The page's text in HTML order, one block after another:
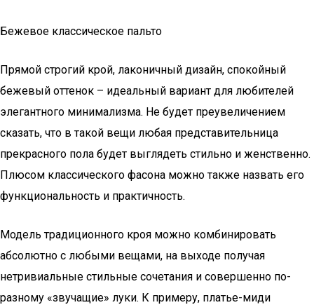
Бежевое классическое пальто
Прямой строгий крой, лаконичный дизайн, спокойный
бежевый оттенок – идеальный вариант для любителей
элегантного минимализма. Не будет преувеличением
сказать, что в такой вещи любая представительница
прекрасного пола будет выглядеть стильно и женственно.
Плюсом классического фасона можно также назвать его
функциональность и практичность.
Модель традиционного кроя можно комбинировать
абсолютно с любыми вещами, на выходе получая
нетривиальные стильные сочетания и совершенно по-
разному «звучащие» луки. К примеру, платье-миди